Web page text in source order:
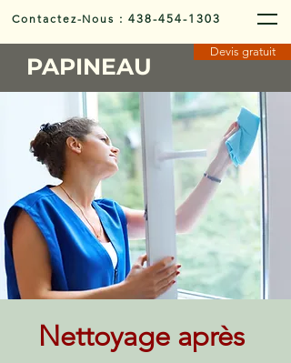
Contactez-Nous :438-454-1303
PAPINEAU
Devis gratuit
Nettoyage après